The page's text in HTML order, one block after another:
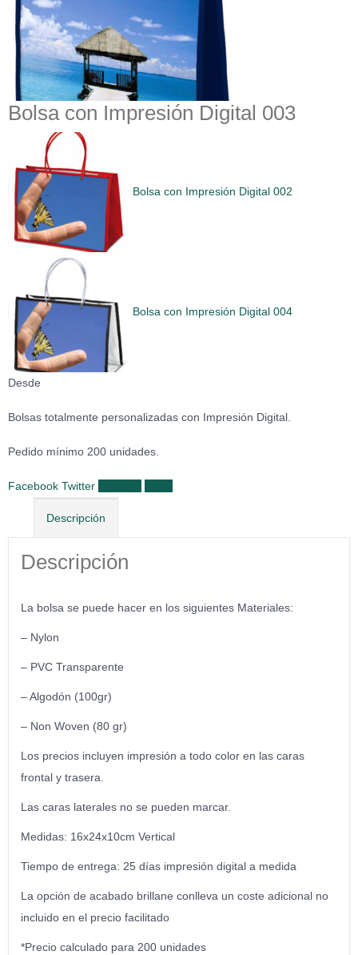
Bolsa con Impresión Digital 003
Bolsa con Impresión Digital 002
Bolsa con Impresión Digital 004
Desde
Bolsas totalmente personalizadas con Impresión Digital.
Pedido mínimo 200 unidades.
Facebook Twitter
Descripción
Descripción
La bolsa se puede hacer en los siguientes Materiales:
– Nylon
– PVC Transparente
– Algodón (100gr)
– Non Woven (80 gr)
Los precios incluyen impresión a todo color en las caras
frontal y trasera.
Las caras laterales no se pueden marcar.
Medidas: 16x24x10cm Vertical
Tiempo de entrega: 25 días impresión digital a medida
La opción de acabado brillane conlleva un coste adicional no
incluido en el precio facilitado
*Precio calculado para 200 unidades